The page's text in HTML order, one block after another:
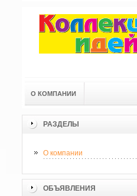
О КОМПАНИИ
РАЗДЕЛЫ
О компании
ОБЪЯВЛЕНИЯ